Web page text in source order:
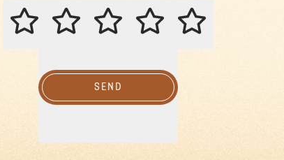
VURDER GJERNE DENNE OPPSKRIFTEN
SEND